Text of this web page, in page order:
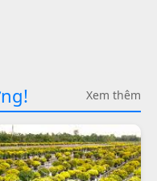
Xem thêm